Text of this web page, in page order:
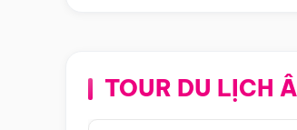
TOUR DU LỊCH
Điểm nổi